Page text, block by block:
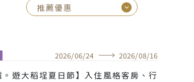
2026/06/24 2026/08/16
。遊大稻埕夏日節】入住風格客房、行